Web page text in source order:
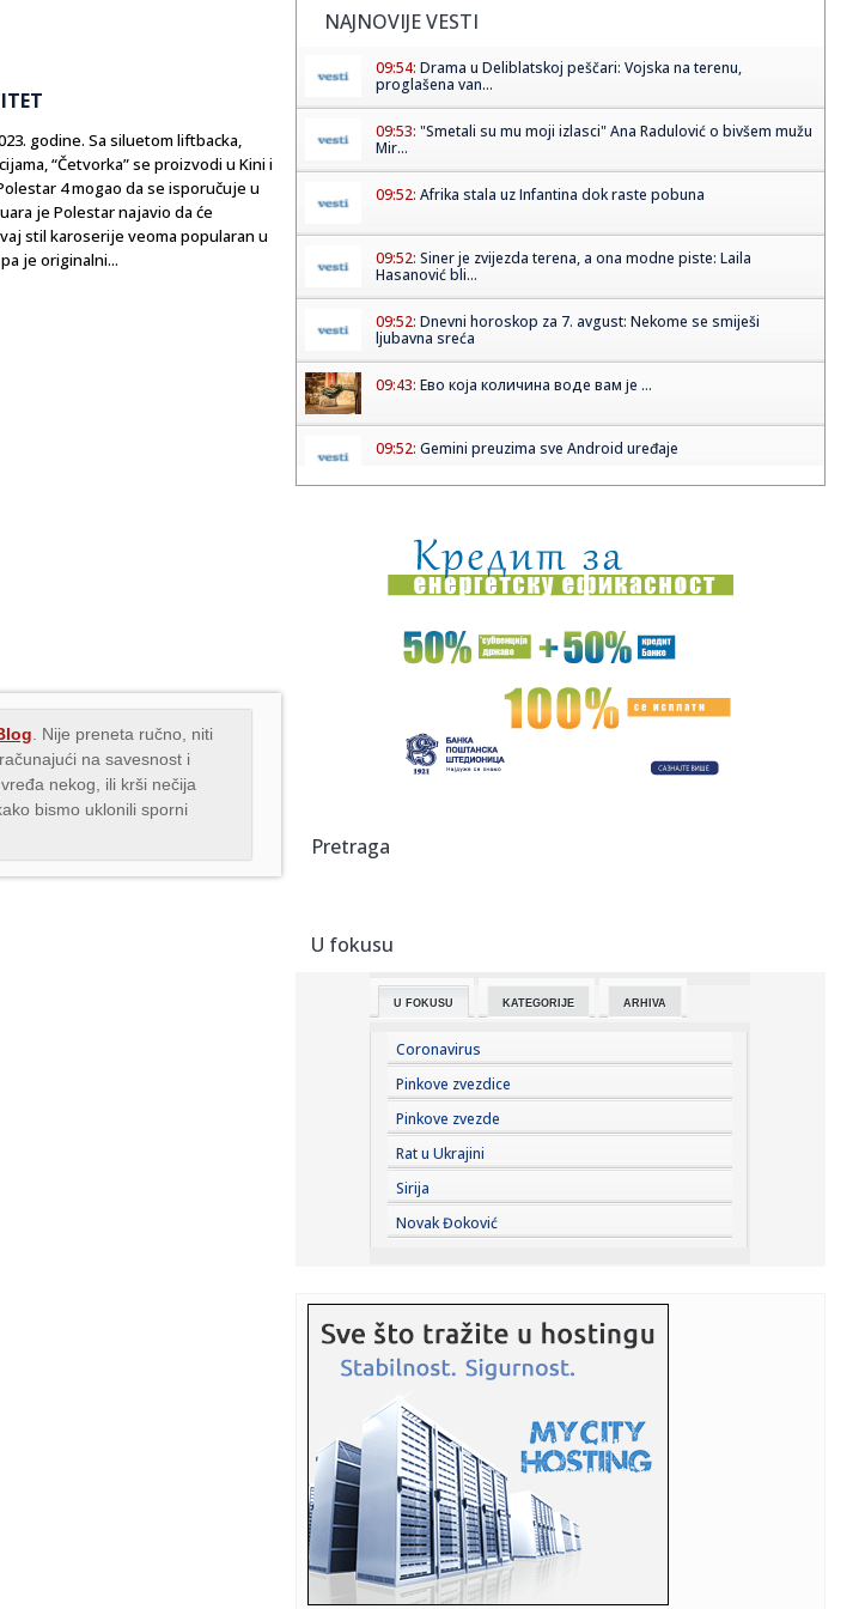
godine. Sa siluetom liftbacka,
“Četvorka” se proizvodi u Kini i
4 mogao da se isporučuje u
je Polestar najavio da će
stil karoserije veoma popularan u
je originalni...
. Nije preneta ručno, niti
na savesnost i
nekog, ili krši nečija
bismo uklonili sporni
NAJNOVIJE VESTI
09:54: Drama u Deliblatskoj peščari: Vojska na terenu,
proglašena van...
09:53: "Smetali su mu moji izlasci" Ana Radulović o bivšem mužu
Mir...
09:52: Afrika stala uz Infantina dok raste pobuna
09:52: Siner je zvijezda terena, a ona modne piste: Laila
Hasanović bli...
09:52: Dnevni horoskop za 7. avgust: Nekome se smiješi
ljubavna sreća
09:43: Ево која количина воде вам је ...
09:52: Gemini preuzima sve Android uređaje
09:44:ОБУСТАВЉЕНА ПЛОВИДБА НА КАНАЛИМА У ...
09:51:Ove namirnice mogu pomoći u gubitku kilograma
Originalna leskovačka mućkalica: Stari recept sa juga
09:51:Eksplodirao kod Gatuza, a sada pakuje kofere: Petar
09:51:
09:51:
Sladić najavio promjenu: Temperatura pada za 5 do 7
09:51:Novi detalji užasa na Tajlandu: Učenik ubio babu i djeda
prije ...
09:51:Tramp ponovo "zakuvao" s državljanstvom: Donio dvije
uredbe
09:51:Zbog asfaltiranja zatvoren dio Ulice Prvog krajiškog
korpusa
09:51: Mesni narezak
09:51:
sedmoro mr...
09:51:Evropa gori FOTO
09:42:Knežević najavio dokument koji će uzdrmati Podgoricu;
"Videće...
09:40:Sud naložio Meti da uplati 567 miliona dolara za mentalno
Pretraga
U fokusu
U FOKUSU KATEGORIJE ARHIVA
Coronavirus
Pinkove zvezdice
Pinkove zvezde
Rat u Ukrajini
Sirija
Novak Đoković